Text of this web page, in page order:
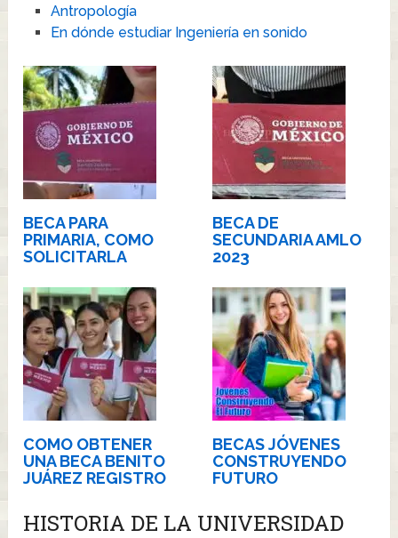
Antropología
En dónde estudiar Ingeniería en sonido
BECA PARA
PRIMARIA, COMO
SOLICITARLA
BECA DE
SECUNDARIA AMLO
2023
COMO OBTENER
UNA BECA BENITO
JUÁREZ REGISTRO
BECAS JÓVENES
CONSTRUYENDO
FUTURO
HISTORIA DE LA UNIVERSIDAD